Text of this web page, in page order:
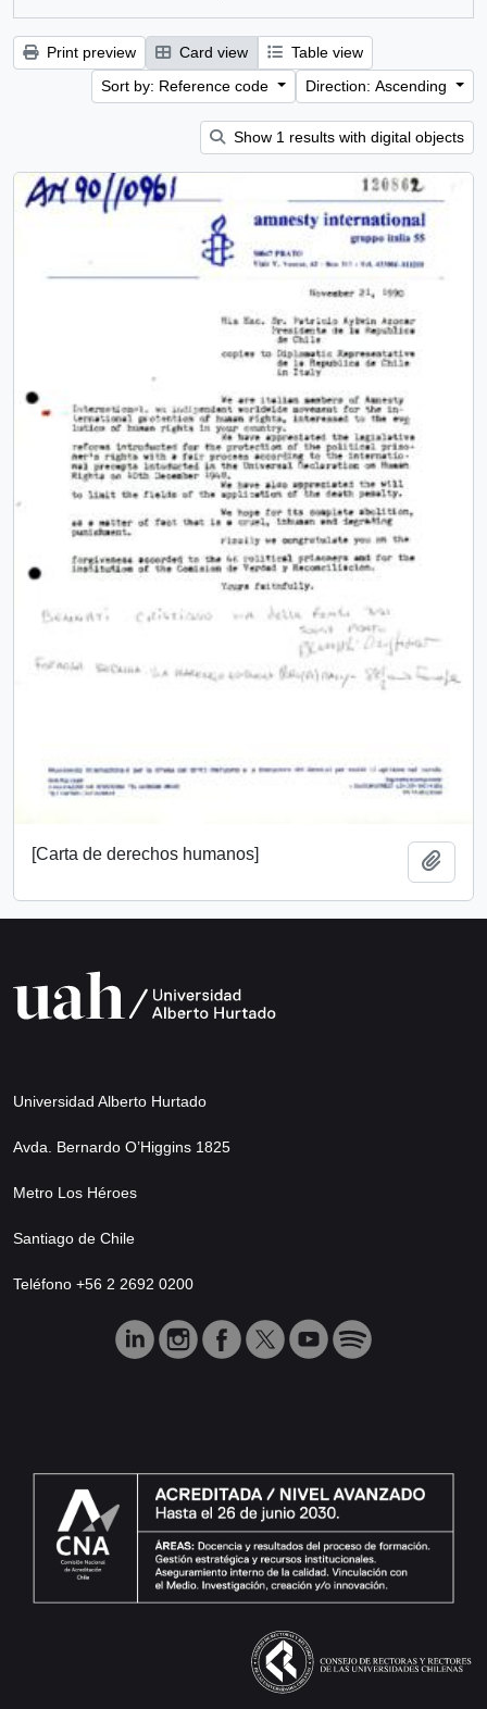
Print preview Card view
Table view
Sort by: Reference code
Direction: Ascending
Show 1 results with digital objects
[Carta de derechos humanos]
Universidad Alberto Hurtado
Avda. Bernardo O’Higgins 1825
Metro Los Héroes
Santiago de Chile
Teléfono +56 2 2692 0200